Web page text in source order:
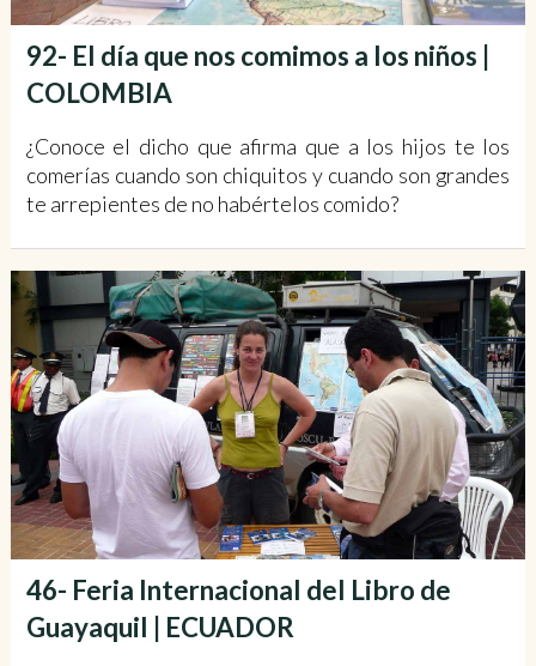
92- El día que nos comimos a los niños |
COLOMBIA
¿Conoce el dicho que afirma que a los hijos te los
comerías cuando son chiquitos y cuando son grandes
te arrepientes de no habértelos comido?
46- Feria Internacional del Libro de
Guayaquil | ECUADOR